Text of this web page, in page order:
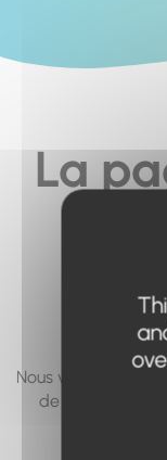
La
Nous vous invitons
de page, ou à